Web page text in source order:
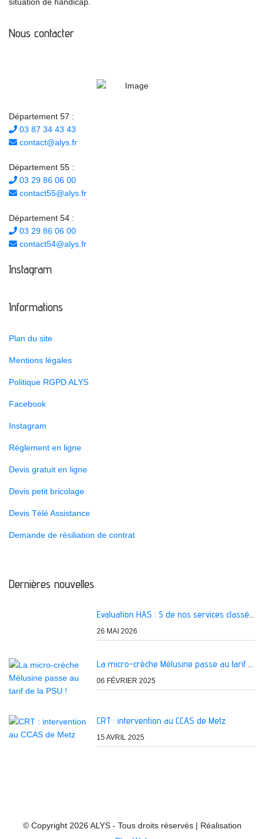
Nous contacter
Département 57 :
03 87 34 43 43
contact@alys.fr
Département 55 :
03 29 86 06 00
contact55@alys.fr
Département 54 :
03 29 86 06 00
contact54@alys.fr
Instagram
Informations
Plan du site
Mentions légales
Politique RGPD ALYS
Facebook
Instagram
Réglement en ligne
Devis gratuit en ligne
Devis petit bricolage
Devis Télé Assistance
Demande de résiliation de contrat
Dernières nouvelles
Evaluation HAS : 5 de nos services classés A
26 MAI 2026
La micro-crèche Mélusine passe au tarif de la PSU !
06 FÉVRIER 2025
CRT : intervention au CCAS de Metz
15 AVRIL 2025
© Copyright 2026 ALYS - Tous droits réservés | Réalisation